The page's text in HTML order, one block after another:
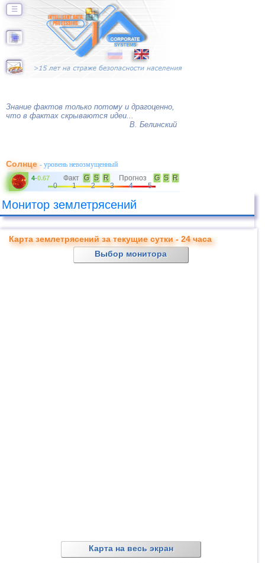
☰
Знание фактов только потому и драгоценно,
что в фактах скрываются идеи...
В. Белинский
Солнце- уровень невозмущенный
4-0.67 Факт G S R Прогноз G S
R
0
1 2 3 4 5
Монитор землетрясений
Карта землетрясений за текущие сутки - 24 часа
Выбор монитора
Карта на весь экран